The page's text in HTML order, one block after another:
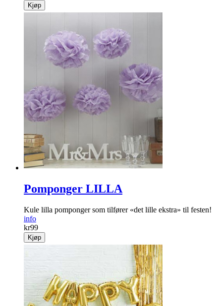
Kjøp
Pomponger LILLA
Kule lilla pomponger som tilfører «det lille ekstra» til festen!
info
kr99
Kjøp